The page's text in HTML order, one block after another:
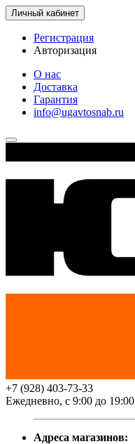
Личный кабинет
Регистрация
Авторизация
О нас
Доставка
Гарантия
info@ugavtosnab.ru
+7 (928) 403-73-33
Ежедневно, с 9:00 до 19:00
Адреса магазинов: